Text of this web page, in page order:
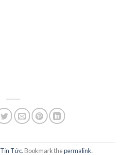
Tin Tức. Bookmark thepermalink.